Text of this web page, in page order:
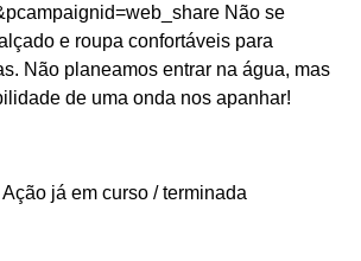
Não se
e roupa confortáveis para
Não planeamos entrar na água, mas
de uma onda nos apanhar!
Ação já em curso / terminada